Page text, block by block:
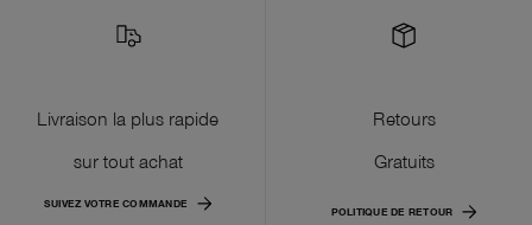
Livraison la plus rapide
sur tout achat
SUIVEZ VOTRE COMMANDE
Retours
Gratuits
POLITIQUE DE RETOUR